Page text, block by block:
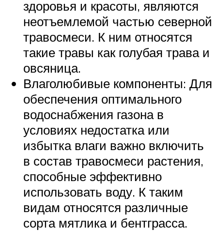
здоровья и красоты, являются
неотъемлемой частью северной
травосмеси. К ним относятся
такие травы как голубая трава и
овсяница.
Влаголюбивые компоненты: Для
обеспечения оптимального
водоснабжения газона в
условиях недостатка или
избытка влаги важно включить
в состав травосмеси растения,
способные эффективно
использовать воду. К таким
видам относятся различные
сорта мятлика и бентграсса.